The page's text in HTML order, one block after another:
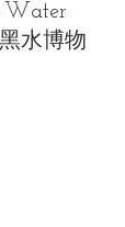
Water
水博物